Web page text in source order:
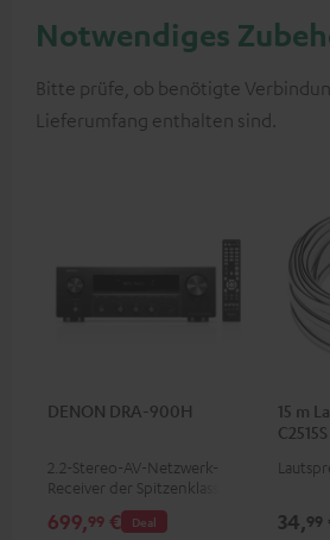
Notwendiges
Bitte prüfe, ob benötigte
Lieferumfang enthalten sind.
DENON DRA-900H
2.2-Stereo-AV-Netzwerk-
Receiver der Spitzenklasse mit
145 Watt pro Kanal an 6 Ohm,
USB-Playback sowie weitere
Deal
699,99 €
15 m
C2515S
34,99